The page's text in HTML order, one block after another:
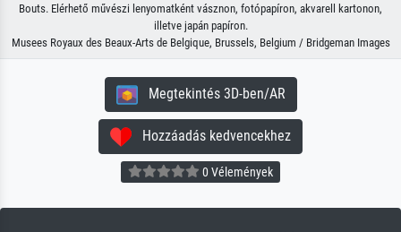
Bouts. Elérhető művészi lenyomatként vásznon, fotópapíron, akvarell kartonon,
illetve japán papíron.
Musees Royaux des Beaux-Arts de Belgique, Brussels, Belgium / Bridgeman Images
Megtekintés 3D-ben/AR
Hozzáadás kedvencekhez
0 Vélemények